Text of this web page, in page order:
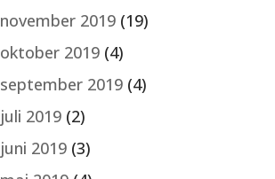
november 2019 (19)
oktober 2019 (4)
september 2019 (4)
juli 2019 (2)
juni 2019 (3)